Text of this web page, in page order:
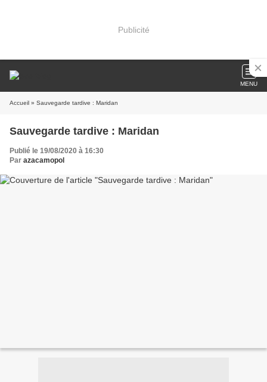
Publicité
MENU
Accueil » Sauvegarde tardive : Maridan
Sauvegarde tardive : Maridan
Publié le 19/08/2020 à 16:30
Par azacamopol